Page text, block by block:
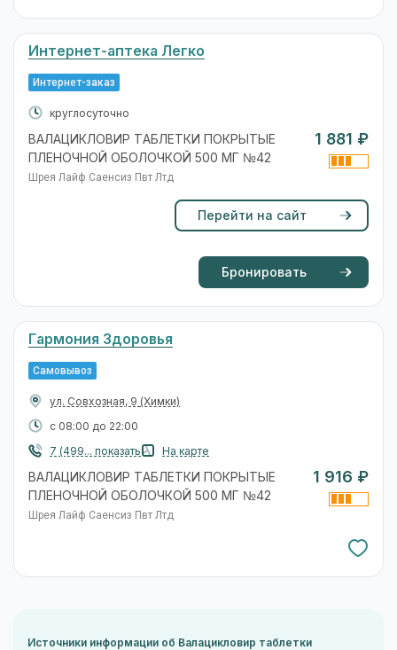
Интернет-аптека Легко
Интернет-заказ
круглосуточно
ВАЛАЦИКЛОВИР ТАБЛЕТКИ ПОКРЫТЫЕ
ПЛЕНОЧНОЙ ОБОЛОЧКОЙ 500 МГ №42
Шрея Лайф Саенсиз Пвт Лтд
1 881 ₽
Перейти на сайт
Бронировать
Гармония Здоровья
Самовывоз
ул. Совхозная, 9 (Химки)
с 08:00 до 22:00
7 (499... показать
На карте
ВАЛАЦИКЛОВИР ТАБЛЕТКИ ПОКРЫТЫЕ
ПЛЕНОЧНОЙ ОБОЛОЧКОЙ 500 МГ №42
Шрея Лайф Саенсиз Пвт Лтд
1 916 ₽
Источники информации об Валацикловир таблетки